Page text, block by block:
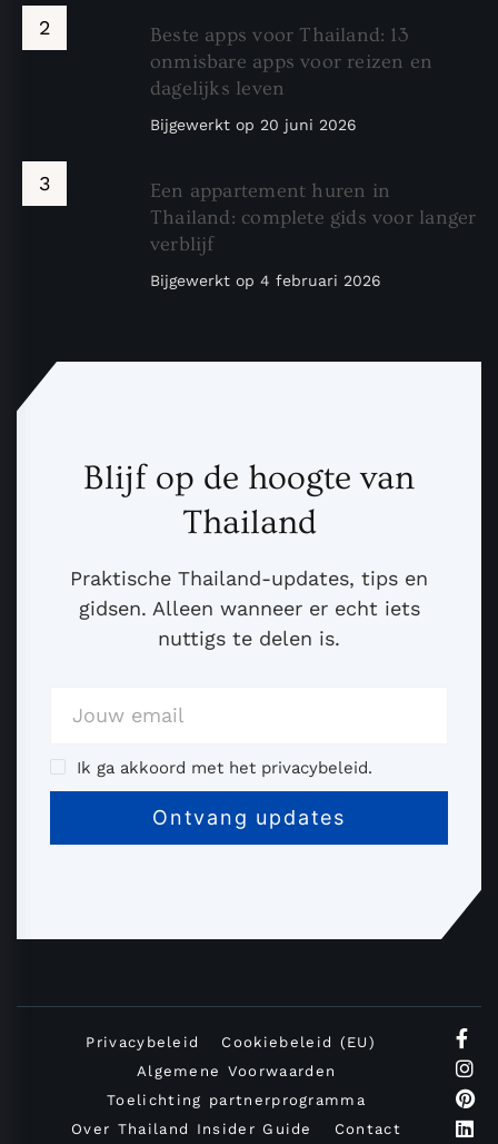
Beste apps voor Thailand: 13
onmisbare apps voor reizen en
dagelijks leven
Bijgewerkt op 20 juni 2026
Een appartement huren in
Thailand: complete gids voor langer
verblijf
Bijgewerkt op 4 februari 2026
Blijf op de hoogte van
Thailand
Praktische Thailand-updates, tips en
gidsen. Alleen wanneer er echt iets
nuttigs te delen is.
Ik ga akkoord met het privacybeleid.
Privacybeleid
Cookiebeleid (EU)
Algemene Voorwaarden
Toelichting partnerprogramma
Over Thailand Insider Guide
Contact